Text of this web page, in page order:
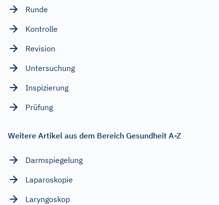
Runde
Kontrolle
Revision
Untersuchung
Inspizierung
Prüfung
Weitere Artikel aus dem Bereich Gesundheit A-Z
Darmspiegelung
Laparoskopie
Laryngoskop